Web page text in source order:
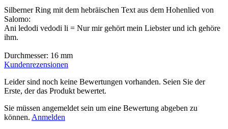
Silberner Ring mit dem hebräischen Text aus dem Hohenlied von
Salomo:
Ani ledodi vedodi li = Nur mir gehört mein Liebster und ich gehöre
ihm.
Durchmesser: 16 mm
Kundenrezensionen
Leider sind noch keine Bewertungen vorhanden. Seien Sie der
Erste, der das Produkt bewertet.
Sie müssen angemeldet sein um eine Bewertung abgeben zu
können. Anmelden